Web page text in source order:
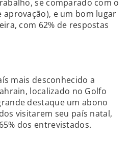
se comparado com o
aprovação), e um bom lugar
com 62% de respostas
mais desconhecido a
localizado no Golfo
destaque um abono
visitarem seu país natal,
dos entrevistados.